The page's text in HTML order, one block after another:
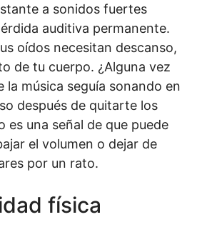
a sonidos fuertes
auditiva permanente.
oídos necesitan descanso,
de tu cuerpo. ¿Alguna vez
la música seguía sonando en
después de quitarte los
es una señal de que puede
el volumen o dejar de
por un rato.
física